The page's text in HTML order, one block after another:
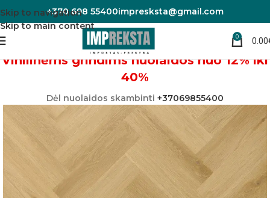
Skip to navigation
Skip to main content
+370 698 55400impresksta@gmail.com
0 0.00
Pradžia Vinilinės grindys
Vinilinėms grindims nuolaidos nuo 12% iki
40%
Dėl nuolaidos skambinti +37069855400